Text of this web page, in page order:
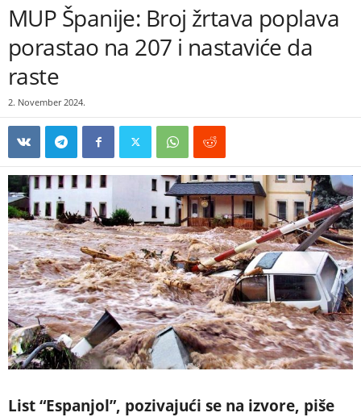
MUP Španije: Broj žrtava poplava
porastao na 207 i nastaviće da
raste
2. November 2024.
List “Espanjol”, pozivajući se na izvore, piše